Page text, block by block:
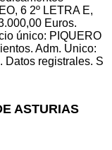
6 2º LETRA E,
Euros.
único: PIQUERO
Adm. Unico:
Datos registrales. S
ASTURIAS